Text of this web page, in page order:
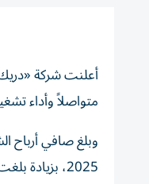
متواصلاً وأداء